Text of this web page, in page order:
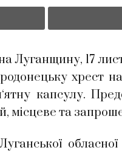
Луганщину, 17
хрест
капсулу.
місцеве та
обласної